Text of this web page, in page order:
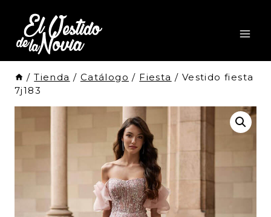
Contenido
/ Tienda / Catálogo / Fiesta / Vestido fiesta
7j183